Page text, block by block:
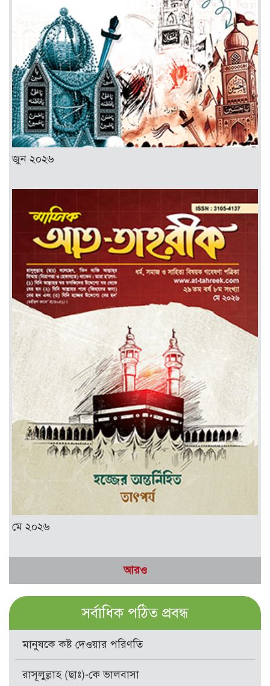
জুন ২০২৬
মে ২০২৬
আরও
সর্বাধিক পঠিত প্রবন্ধ
মানুষকে কষ্ট দেওয়ার পরিণতি
রাসূলুল্লাহ (ছাঃ)-কে ভালবাসা